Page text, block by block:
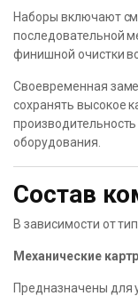
Наборы включают
последовательной
финишной очистки
Своевременная
сохранять высокое
оборудования.
Состав
В зависимости от
Механические
Предназначены для